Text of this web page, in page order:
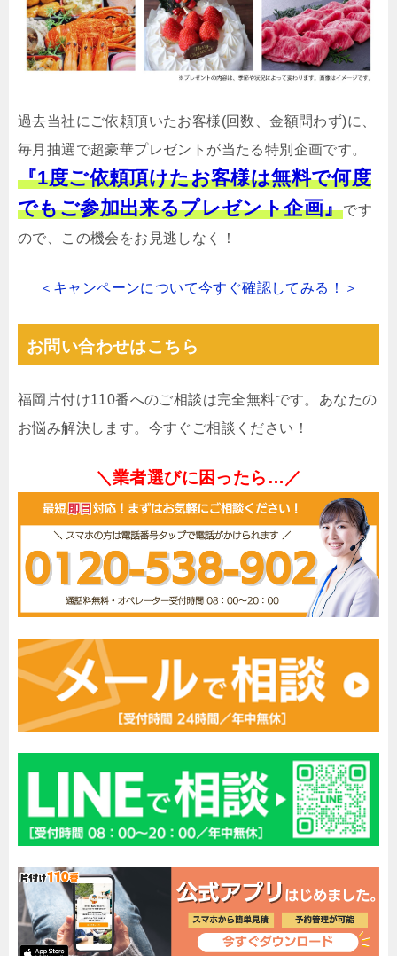
過去当社にご依頼頂いたお客様(回数、金額問わず)に、
毎月抽選で超豪華プレゼントが当たる特別企画です。
『1度ご依頼頂けたお客様は無料で何度
でもご参加出来るプレゼント企画』です
ので、この機会をお見逃しなく！
＜キャンペーンについて今すぐ確認してみる！＞
お問い合わせはこちら
福岡片付け110番へのご相談は完全無料です。あなたの
お悩み解決します。今すぐご相談ください！
＼業者選びに困ったら…／